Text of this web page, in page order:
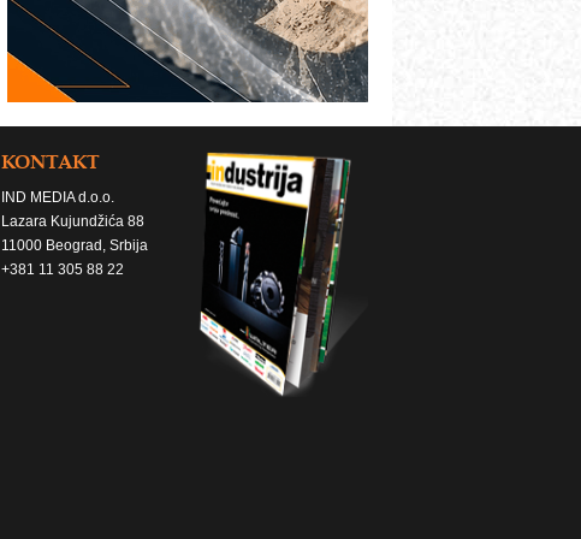
KONTAKT
IND MEDIA d.o.o.
Lazara Kujundžića 88
11000 Beograd, Srbija
+381 11 305 88 22